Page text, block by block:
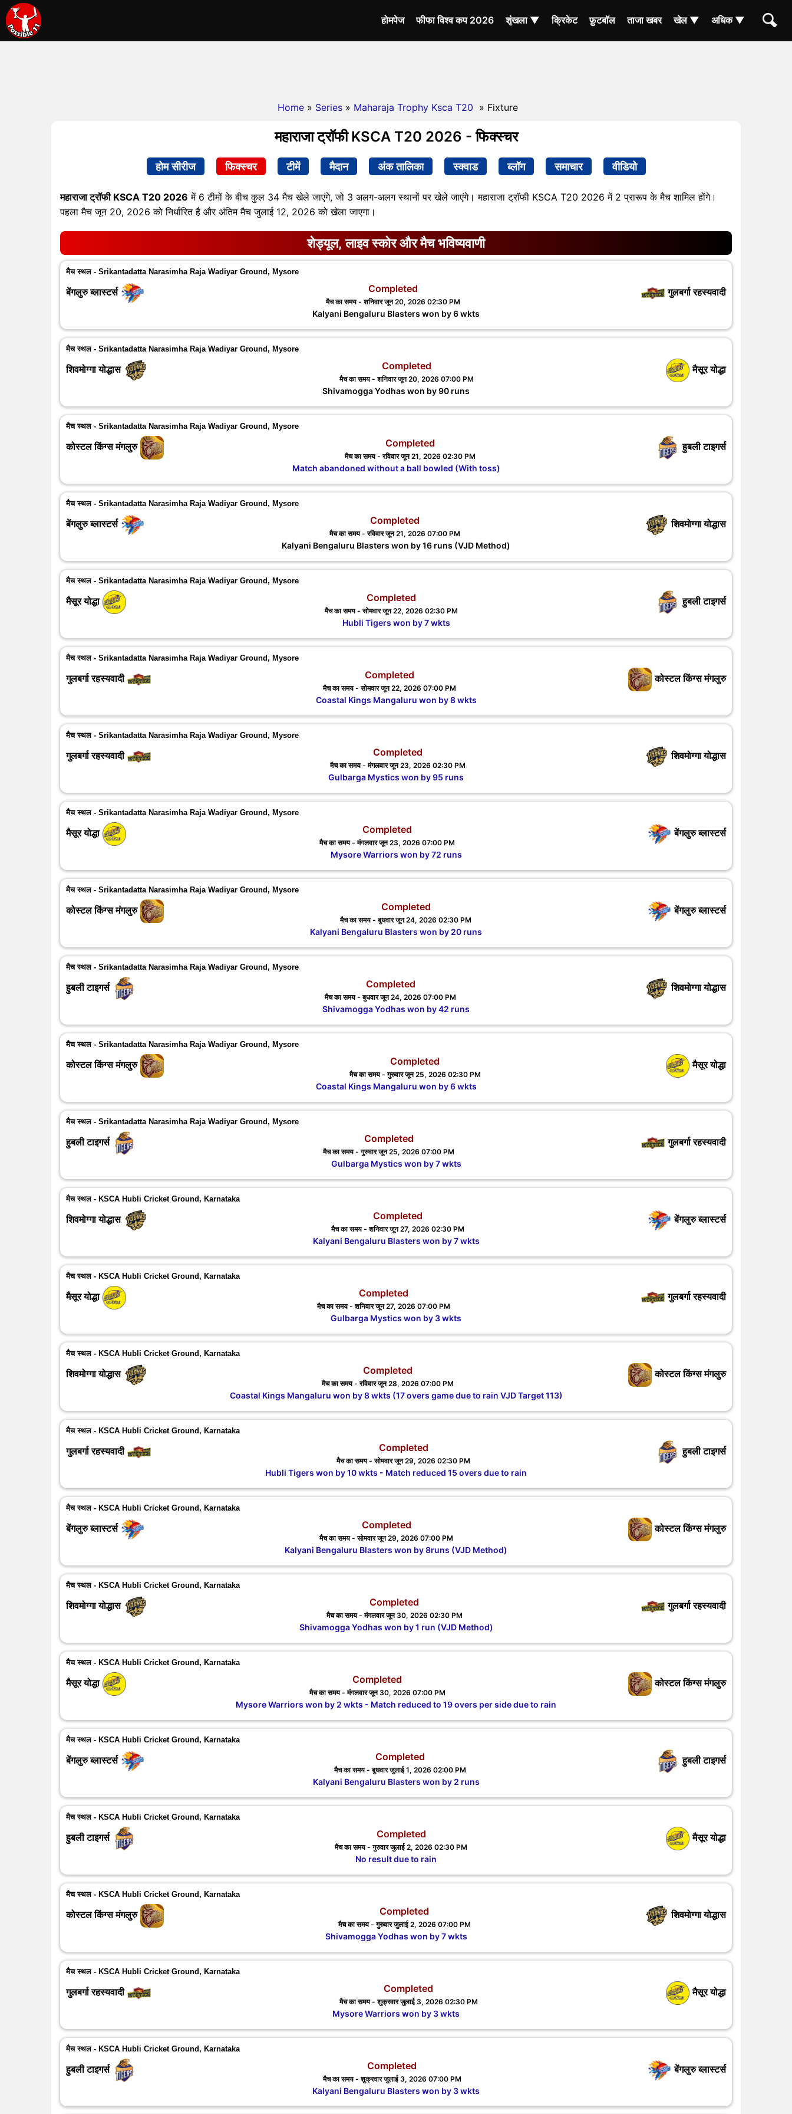
होमपेज फीफा विश्व कप 2026 शृंखला ▼ क्रिकेट फ़ुटबॉल ताजा खबर खेल ▼ अधिक ▼
Home » Series » Maharaja Trophy Ksca T20 » Fixture
महाराजा ट्रॉफी KSCA T20 2026 - फिक्स्चर
होम सीरीज फिक्स्चर टीमें मैदान अंक तालिका स्क्वाड ब्लॉग समाचार वीडियो
महाराजा ट्रॉफी KSCA T20 2026 में 6 टीमों के बीच कुल 34 मैच खेले जाएंगे, जो 3 अलग-अलग स्थानों पर खेले जाएंगे। महाराजा ट्रॉफी KSCA T20 2026 में 2 प्रारूप के मैच शामिल होंगे।
पहला मैच जून 20, 2026 को निर्धारित है और अंतिम मैच जुलाई 12, 2026 को खेला जाएगा।
शेड्यूल, लाइव स्कोर और मैच भविष्यवाणी
मैच स्थल - Srikantadatta Narasimha Raja Wadiyar Ground, Mysore
बेंगलुरु ब्लास्टर्स गुलबर्गा रहस्यवादी
Completed
मैच का समय - शनिवार जून 20, 2026 02:30 PM
Kalyani Bengaluru Blasters won by 6 wkts
मैच स्थल - Srikantadatta Narasimha Raja Wadiyar Ground, Mysore
शिवमोग्गा योद्धास मैसूर योद्धा
Completed
मैच का समय - शनिवार जून 20, 2026 07:00 PM
Shivamogga Yodhas won by 90 runs
मैच स्थल - Srikantadatta Narasimha Raja Wadiyar Ground, Mysore
कोस्टल किंग्स मंगलुरु हुबली टाइगर्स
Completed
मैच का समय - रविवार जून 21, 2026 02:30 PM
Match abandoned without a ball bowled (With toss)
मैच स्थल - Srikantadatta Narasimha Raja Wadiyar Ground, Mysore
बेंगलुरु ब्लास्टर्स शिवमोग्गा योद्धास
Completed
मैच का समय - रविवार जून 21, 2026 07:00 PM
Kalyani Bengaluru Blasters won by 16 runs (VJD Method)
मैच स्थल - Srikantadatta Narasimha Raja Wadiyar Ground, Mysore
मैसूर योद्धा हुबली टाइगर्स
Completed
मैच का समय - सोमवार जून 22, 2026 02:30 PM
Hubli Tigers won by 7 wkts
मैच स्थल - Srikantadatta Narasimha Raja Wadiyar Ground, Mysore
गुलबर्गा रहस्यवादी कोस्टल किंग्स मंगलुरु
Completed
मैच का समय - सोमवार जून 22, 2026 07:00 PM
Coastal Kings Mangaluru won by 8 wkts
मैच स्थल - Srikantadatta Narasimha Raja Wadiyar Ground, Mysore
गुलबर्गा रहस्यवादी शिवमोग्गा योद्धास
Completed
मैच का समय - मंगलवार जून 23, 2026 02:30 PM
Gulbarga Mystics won by 95 runs
मैच स्थल - Srikantadatta Narasimha Raja Wadiyar Ground, Mysore
मैसूर योद्धा बेंगलुरु ब्लास्टर्स
Completed
मैच का समय - मंगलवार जून 23, 2026 07:00 PM
Mysore Warriors won by 72 runs
मैच स्थल - Srikantadatta Narasimha Raja Wadiyar Ground, Mysore
कोस्टल किंग्स मंगलुरु बेंगलुरु ब्लास्टर्स
Completed
मैच का समय - बुधवार जून 24, 2026 02:30 PM
Kalyani Bengaluru Blasters won by 20 runs
मैच स्थल - Srikantadatta Narasimha Raja Wadiyar Ground, Mysore
हुबली टाइगर्स शिवमोग्गा योद्धास
Completed
मैच का समय - बुधवार जून 24, 2026 07:00 PM
Shivamogga Yodhas won by 42 runs
मैच स्थल - Srikantadatta Narasimha Raja Wadiyar Ground, Mysore
कोस्टल किंग्स मंगलुरु मैसूर योद्धा
Completed
मैच का समय - गुरुवार जून 25, 2026 02:30 PM
Coastal Kings Mangaluru won by 6 wkts
मैच स्थल - Srikantadatta Narasimha Raja Wadiyar Ground, Mysore
हुबली टाइगर्स गुलबर्गा रहस्यवादी
Completed
मैच का समय - गुरुवार जून 25, 2026 07:00 PM
Gulbarga Mystics won by 7 wkts
मैच स्थल - KSCA Hubli Cricket Ground, Karnataka
शिवमोग्गा योद्धास बेंगलुरु ब्लास्टर्स
Completed
मैच का समय - शनिवार जून 27, 2026 02:30 PM
Kalyani Bengaluru Blasters won by 7 wkts
मैच स्थल - KSCA Hubli Cricket Ground, Karnataka
मैसूर योद्धा गुलबर्गा रहस्यवादी
Completed
मैच का समय - शनिवार जून 27, 2026 07:00 PM
Gulbarga Mystics won by 3 wkts
मैच स्थल - KSCA Hubli Cricket Ground, Karnataka
शिवमोग्गा योद्धास कोस्टल किंग्स मंगलुरु
Completed
मैच का समय - रविवार जून 28, 2026 07:00 PM
Coastal Kings Mangaluru won by 8 wkts (17 overs game due to rain VJD Target 113)
मैच स्थल - KSCA Hubli Cricket Ground, Karnataka
गुलबर्गा रहस्यवादी हुबली टाइगर्स
Completed
मैच का समय - सोमवार जून 29, 2026 02:30 PM
Hubli Tigers won by 10 wkts - Match reduced 15 overs due to rain
मैच स्थल - KSCA Hubli Cricket Ground, Karnataka
बेंगलुरु ब्लास्टर्स कोस्टल किंग्स मंगलुरु
Completed
मैच का समय - सोमवार जून 29, 2026 07:00 PM
Kalyani Bengaluru Blasters won by 8runs (VJD Method)
मैच स्थल - KSCA Hubli Cricket Ground, Karnataka
शिवमोग्गा योद्धास गुलबर्गा रहस्यवादी
Completed
मैच का समय - मंगलवार जून 30, 2026 02:30 PM
Shivamogga Yodhas won by 1 run (VJD Method)
मैच स्थल - KSCA Hubli Cricket Ground, Karnataka
मैसूर योद्धा कोस्टल किंग्स मंगलुरु
Completed
मैच का समय - मंगलवार जून 30, 2026 07:00 PM
Mysore Warriors won by 2 wkts - Match reduced to 19 overs per side due to rain
मैच स्थल - KSCA Hubli Cricket Ground, Karnataka
बेंगलुरु ब्लास्टर्स हुबली टाइगर्स
Completed
मैच का समय - बुधवार जुलाई 1, 2026 02:00 PM
Kalyani Bengaluru Blasters won by 2 runs
मैच स्थल - KSCA Hubli Cricket Ground, Karnataka
हुबली टाइगर्स मैसूर योद्धा
Completed
मैच का समय - गुरुवार जुलाई 2, 2026 02:30 PM
No result due to rain
मैच स्थल - KSCA Hubli Cricket Ground, Karnataka
कोस्टल किंग्स मंगलुरु शिवमोग्गा योद्धास
Completed
मैच का समय - गुरुवार जुलाई 2, 2026 07:00 PM
Shivamogga Yodhas won by 7 wkts
मैच स्थल - KSCA Hubli Cricket Ground, Karnataka
गुलबर्गा रहस्यवादी मैसूर योद्धा
Completed
मैच का समय - शुक्रवार जुलाई 3, 2026 02:30 PM
Mysore Warriors won by 3 wkts
मैच स्थल - KSCA Hubli Cricket Ground, Karnataka
हुबली टाइगर्स बेंगलुरु ब्लास्टर्स
Completed
मैच का समय - शुक्रवार जुलाई 3, 2026 07:00 PM
Kalyani Bengaluru Blasters won by 3 wkts